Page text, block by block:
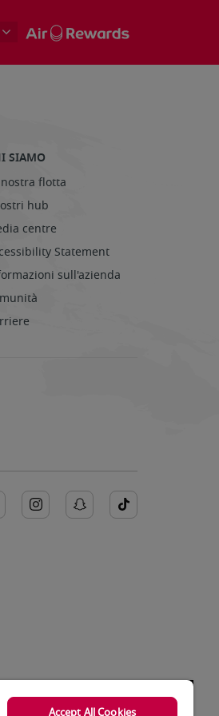
SIAMO
nostra flotta
hub
centre
Statement
sull'azienda
Accept All Cookies